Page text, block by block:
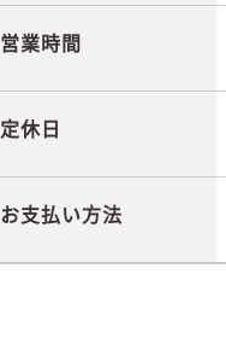
営業時間
定休日
お支払い方法